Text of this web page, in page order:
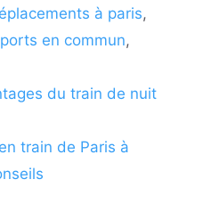
à paris,
en commun,
du train de nuit
train de Paris à